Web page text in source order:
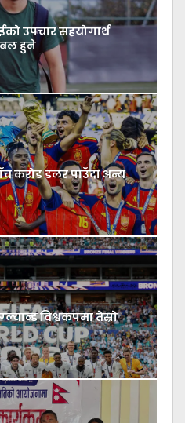
उपचार सहयोगार्थ
हुने
करोड डलर पाउँदा अन्य
विश्वकपमा तेस्रो